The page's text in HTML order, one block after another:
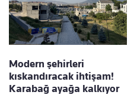
Modern şehirleri
kıskandıracak ihtişam!
Karabağ ayağa kalkıyor